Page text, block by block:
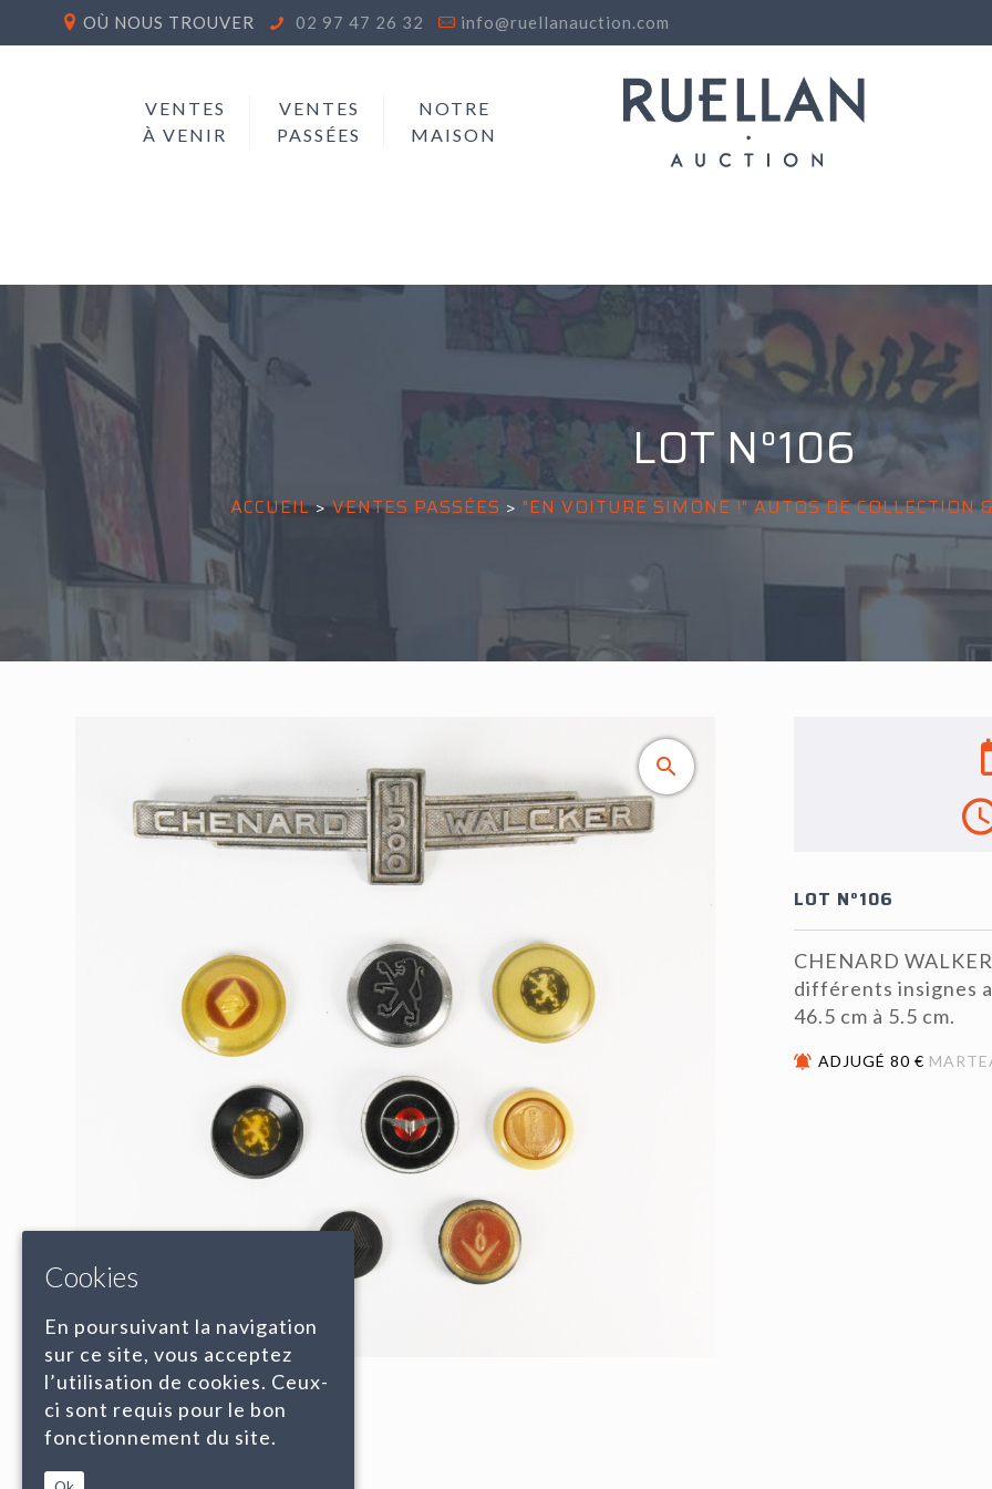
OÙ NOUS TROUVER 02 97 47 26 32 info@ruellanauction.com
VENTES
À VENIR
VENTES
PASSÉES
NOTRE
MAISON
LOT N°106
ACCUEIL>VENTES PASSÉES > "EN VOITURE SIMONE !" AUTOS DE COLLECTION
LOT N°106
CHENARD
différents insignes
46.5 cm à 5.5 cm.
ADJUGÉ 80 €
Cookies
En poursuivant la navigation
sur ce site, vous acceptez
l’utilisation de cookies. Ceux-
ci sont requis pour le bon
fonctionnement du site.